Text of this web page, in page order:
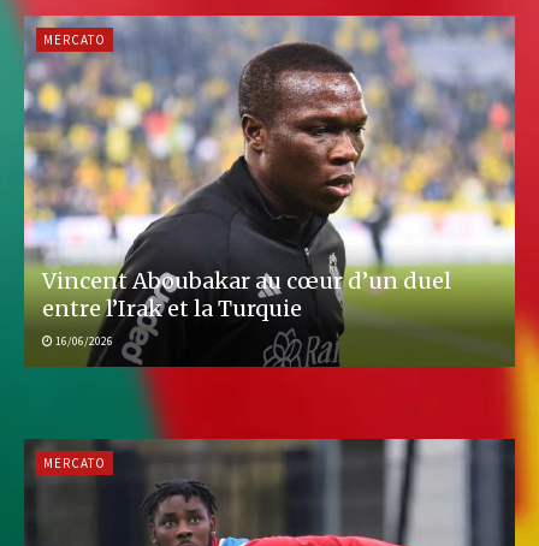
MERCATO
Vincent Aboubakar au cœur d’un duel
entre l’Irak et la Turquie
16/06/2026
MERCATO